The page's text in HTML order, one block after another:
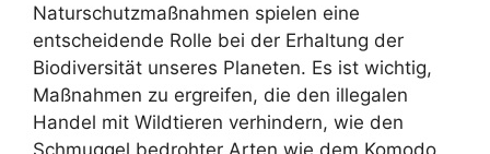
Naturschutzmaßnahmen spielen eine
entscheidende Rolle bei der Erhaltung der
Biodiversität unseres Planeten. Es ist wichtig,
Maßnahmen zu ergreifen, die den illegalen
Handel mit Wildtieren verhindern, wie den
Schmuggel bedrohter Arten wie dem Komodo.